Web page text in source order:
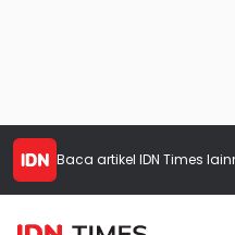
Baca artikel IDN Times